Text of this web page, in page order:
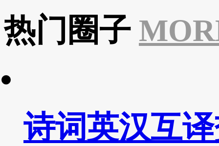
热门圈子
诗词英汉互